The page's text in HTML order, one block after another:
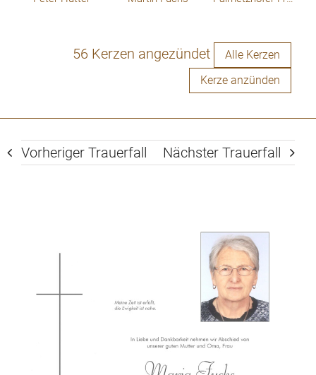
56 Kerzen angezündet
Alle Kerzen
Kerze anzünden
Vorheriger Trauerfall Nächster Trauerfall